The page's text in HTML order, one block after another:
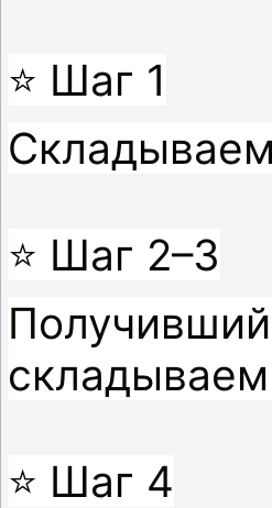
⭐ Шаг 1
⭐ Шаг 2–3
⭐ Шаг 4